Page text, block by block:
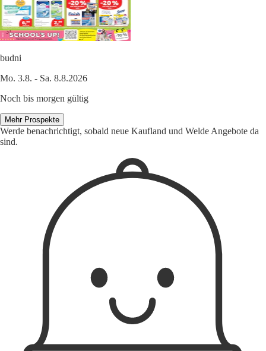
budni
Mo. 3.8. - Sa. 8.8.2026
Noch bis morgen gültig
Mehr Prospekte
Werde benachrichtigt, sobald neue Kaufland und Welde Angebote da
sind.